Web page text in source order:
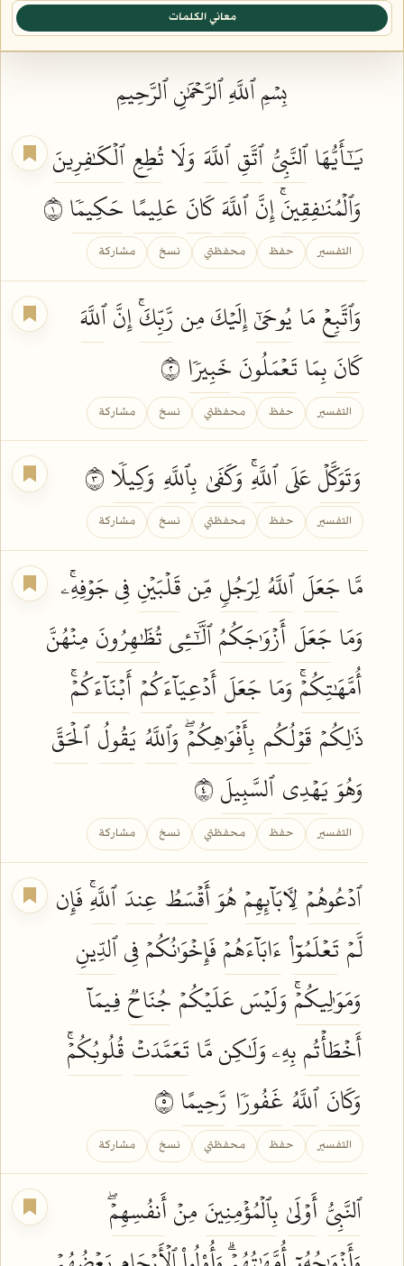
معاني الكلمات
بِسۡمِ ٱللَّهِ ٱلرَّحۡمَٰنِ ٱلرَّحِيمِ
يَٰٓأَيُّهَاٱلنَّبِيُّٱتَّقِٱللَّهَ وَلَاتُطِعِٱلۡكَٰفِرِينَ
وَٱلۡمُنَٰفِقِينَۚإِنَّٱللَّهَكَانَ عَلِيمًا حَكِيمٗا
التفسير حفظ محفظتي نسخ مشاركة
وَٱتَّبِعۡمَا يُوحَىٰٓإِلَيۡكَ مِن رَّبِّكَۚإِنَّٱللَّهَ
كَانَبِمَا تَعۡمَلُونَخَبِيرٗا
التفسير حفظ محفظتي نسخ مشاركة
وَتَوَكَّلۡعَلَىٱللَّهِۚ وَكَفَىٰ بِٱللَّهِ وَكِيلٗا
التفسير حفظ محفظتي نسخ مشاركة
مَّاجَعَلَٱللَّهُلِرَجُلٖ مِّنقَلۡبَيۡنِفِي جَوۡفِهِۦۚ
وَمَاجَعَلَ أَزۡوَٰجَكُمُٱلَّٰٓـِٔيتُظَٰهِرُونَ مِنۡهُنَّ
أُمَّهَٰتِكُمۡۚ وَمَاجَعَلَأَدۡعِيَآءَكُمۡ أَبۡنَآءَكُمۡۚ
ذَٰلِكُمۡ قَوۡلُكُم بِأَفۡوَٰهِكُمۡۖ وَٱللَّهُ يَقُولُٱلۡحَقَّ
وَهُوَيَهۡدِيٱلسَّبِيلَ
التفسير حفظ محفظتي نسخ مشاركة
ٱدۡعُوهُمۡ لِأٓبَآئِهِمۡهُوَأَقۡسَطُعِندَٱللَّهِۚفَإِن
لَّمۡ تَعۡلَمُوٓاْ ءَابَآءَهُمۡفَإِخۡوَٰنُكُمۡ فِيٱلدِّينِ
وَمَوَٰلِيكُمۡۚ وَلَيۡسَ عَلَيۡكُمۡجُنَاحٞفِيمَآ
أَخۡطَأۡتُمبِهِۦ وَلَٰكِن مَّا تَعَمَّدَتۡ قُلُوبُكُمۡۚ
وَكَانَٱللَّهُ غَفُورٗا رَّحِيمًا
التفسير حفظ محفظتي نسخ مشاركة
ٱلنَّبِيُّ أَوۡلَىٰ بِٱلۡمُؤۡمِنِينَ مِنۡأَنفُسِهِمۡۖ